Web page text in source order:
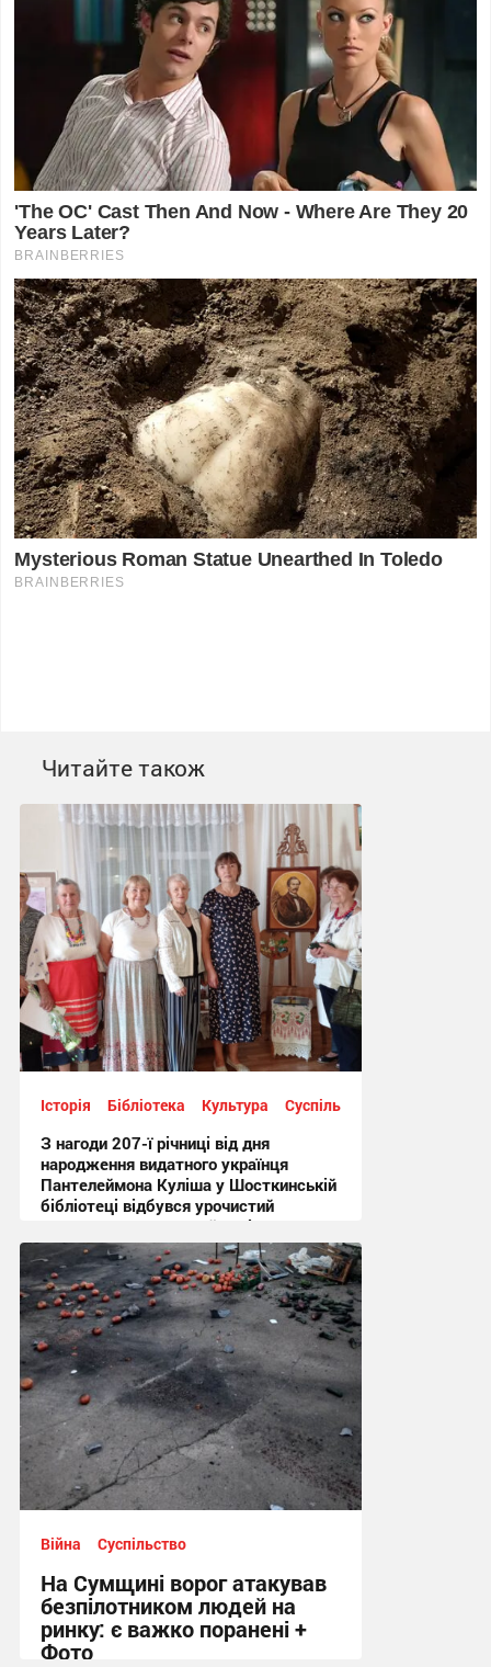
Читайте також
Історія Бібліотека Культура Суспільство
З нагоди 207-ї річниці від дня
народження видатного українця
Пантелеймона Куліша у Шосткинській
бібліотеці відбувся урочистий
культурно-мистецький захід + Фото
12:44 вчора
Війна Суспільство
На Сумщині ворог атакував
безпілотником людей на
ринку: є важко поранені +
Фото